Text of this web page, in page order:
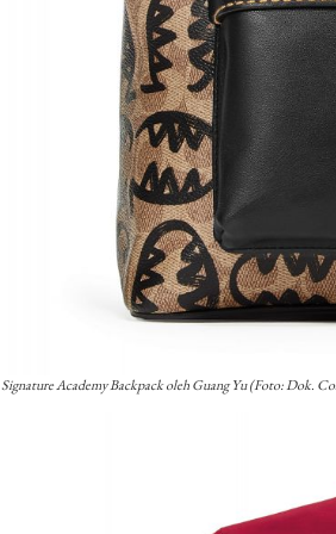
Signature Academy Backpack oleh Guang Yu (Foto: Dok.